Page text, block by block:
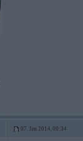
07. Jan 2014, 00:34